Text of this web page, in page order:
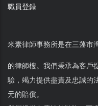
職員登録
米素律師事務所是在三藩市
的律師樓。我們秉承為客戶
驗，竭力提供盡責及忠誠的
元的賠償。